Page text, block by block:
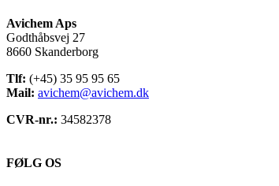
Avichem Aps
Godthåbsvej 27
8660 Skanderborg
Tlf: (+45) 35 95 95 65
Mail: avichem@avichem.dk
CVR-nr.: 34582378
FØLG OS